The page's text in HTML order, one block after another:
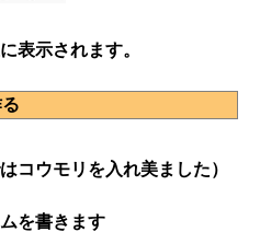
表示されます。
コウモリを入れ美ました）
を書きます